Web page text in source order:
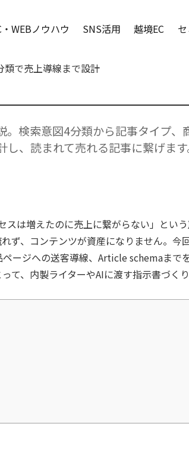
・WEBノウハウ SNS活用 越境EC
で売上導線まで設計
検索意図4分類から記事タイプ
、読まれて売れる記事に繋げます
は増えたのに売上に繋がらない」とい
ず、コンテンツが資産になりません。
ージへの送客導線、Article schemaまで
、内製ライターやAIに渡す指示書づく